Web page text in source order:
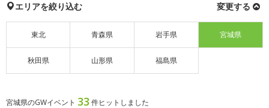
エリアを絞り込む 変更する
東北 青森県 岩手県 宮城県
秋田県 山形県 福島県
宮城県のGWイベント 33 件ヒットしました